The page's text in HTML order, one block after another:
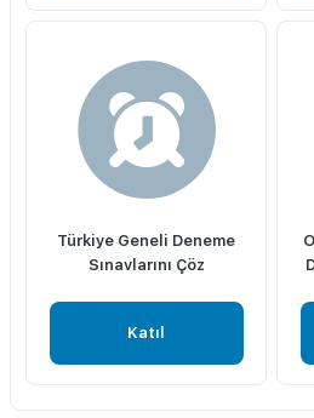
Türkiye Geneli Deneme
Sınavlarını Çöz
Katıl